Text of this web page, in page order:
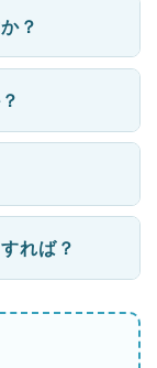
？
れば？